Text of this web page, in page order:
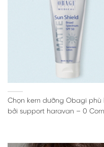
Chọn kem dưỡng Obagi
bởi support haravan – 0